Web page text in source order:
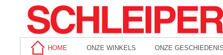
HOME ONZE WINKELS ONZE